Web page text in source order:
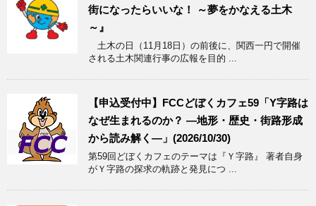
街になったらいいな！ ～夢をかなえる土木
～』
土木の日（11月18日）の前後に、関西一円で開催
される土木関連行事の広報を目的 ...
【申込受付中】FCCどぼくカフェ59「Y字路は
なぜ生まれるのか？ ―地形・歴史・街路形成
から読み解く―」(2026/10/30)
第59回どぼくカフェのテーマは『Ｙ字路』 著者自身
がＹ字路の探求の軌跡と発見につ ...